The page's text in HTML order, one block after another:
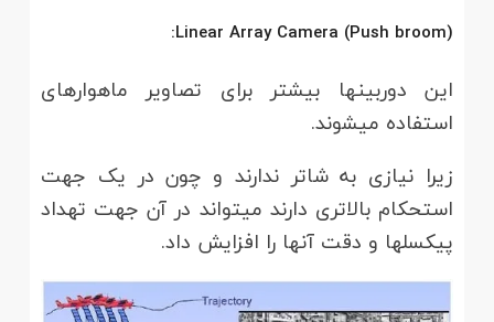
(Linear Array Camera (Push broom:
این دوربین­ها بیشتر برای تصاویر ماهواره­ای
استفاده می­شوند.
زیرا نیازی به شاتر ندارند و چون در یک جهت
استحکام بالاتری دارند می­تواند در آن جهت تهداد
پیکسل­ها و دقت آن­ها را افزایش داد.